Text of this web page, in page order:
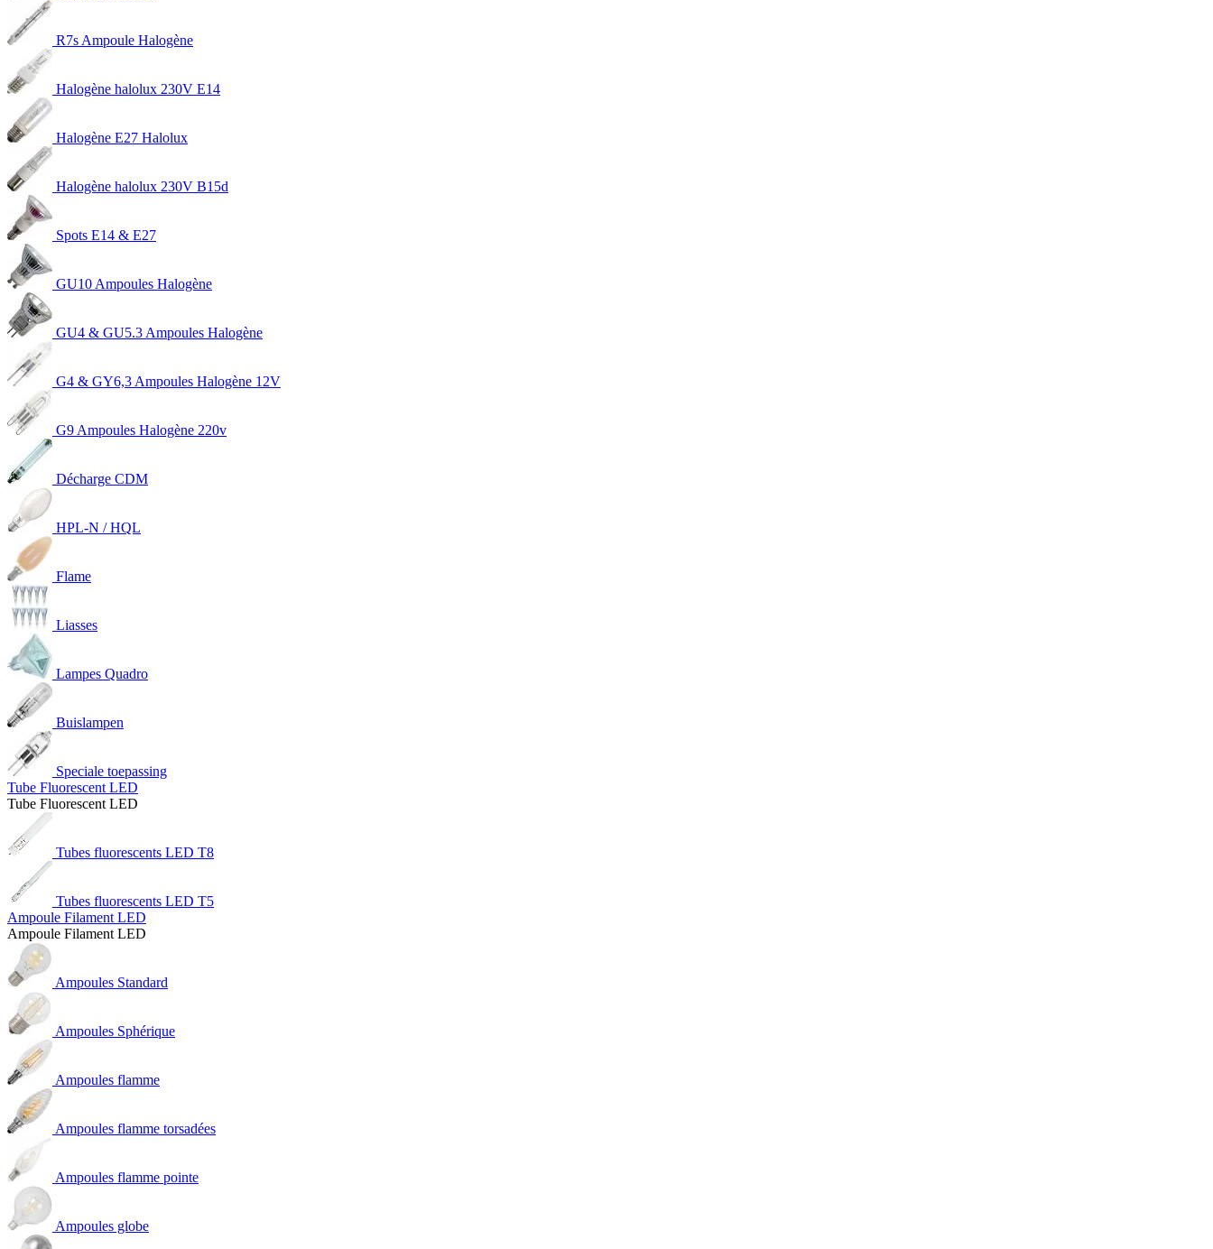
R7s Ampoule Halogène
Halogène halolux 230V E14
Halogène E27 Halolux
Halogène halolux 230V B15d
Spots E14 & E27
GU10 Ampoules Halogène
GU4 & GU5.3 Ampoules Halogène
G4 & GY6,3 Ampoules Halogène 12V
G9 Ampoules Halogène 220v
Décharge CDM
HPL-N / HQL
Flame
Liasses
Lampes Quadro
Buislampen
Speciale toepassing
Tube Fluorescent LED
Tube Fluorescent LED
Tubes fluorescents LED T8
Tubes fluorescents LED T5
Ampoule Filament LED
Ampoule Filament LED
Ampoules Standard
Ampoules Sphérique
Ampoules flamme
Ampoules flamme torsadées
Ampoules flamme pointe
Ampoules globe